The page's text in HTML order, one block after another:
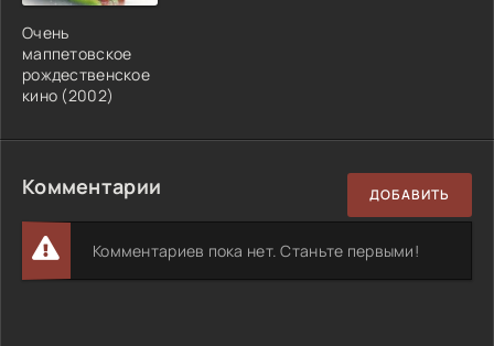
Очень
маппетовское
рождественское
кино (2002)
Комментарии ДОБАВИТЬ
Комментариев пока нет. Станьте первыми!